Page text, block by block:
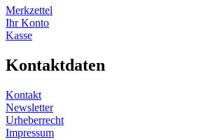
Merkzettel
Ihr Konto
Kasse
Kontaktdaten
Kontakt
Newsletter
Urheberrecht
Impressum